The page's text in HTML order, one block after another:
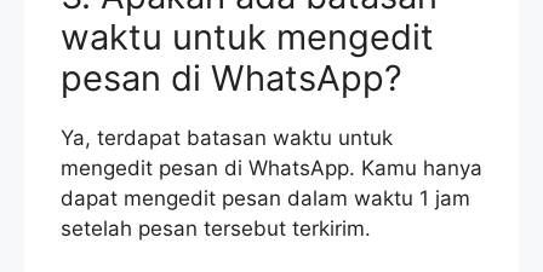
waktu untuk mengedit
pesan di WhatsApp?
Ya, terdapat batasan waktu untuk
mengedit pesan di WhatsApp. Kamu hanya
dapat mengedit pesan dalam waktu 1 jam
setelah pesan tersebut terkirim.